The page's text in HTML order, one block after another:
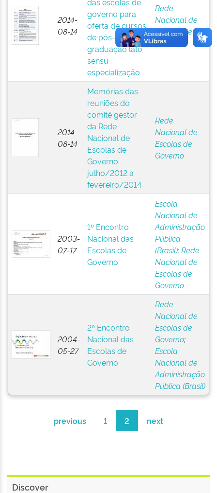
2014-
08-14
governo para
oferta de cursos
de pós-
graduação lato
sensu
especialização
Rede
Nacional de
Escolas de
Governo
2014-
08-14
Memórias das
reuniões do
comitê gestor
da Rede
Nacional de
Escolas de
Governo:
julho/2012 a
fevereiro/2014
Rede
Nacional de
Escolas de
Governo
2003-
07-17
1º Encontro
Nacional das
Escolas de
Governo
Escola
Nacional de
Administração
Pública
(Brasil);Rede
Nacional de
Escolas de
Governo
2004-
05-27
2º Encontro
Nacional das
Escolas de
Governo
Rede
Nacional de
Escolas de
Governo;
Escola
Nacional de
Administração
Pública (Brasil)
previous 1 2 next
Discover